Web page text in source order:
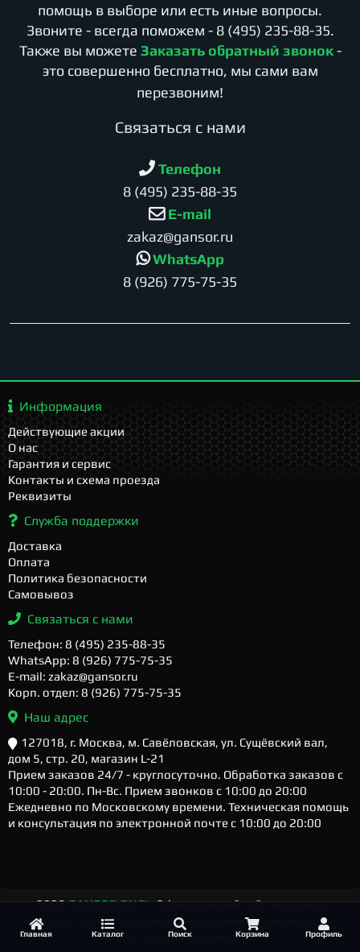
Главная Каталог Поиск Корзина Профиль
помощь в выборе или есть иные вопросы.
Звоните - всегда поможем - 8 (495) 235-88-35.
Также вы можете Заказать обратный звонок -
это совершенно бесплатно, мы сами вам
перезвоним!
Cвязаться с нами
Телефон
8 (495) 235-88-35
E-mail
zakaz@gansor.ru
WhatsApp
8 (926) 775-75-35
Информация
Действующие акции
О нас
Гарантия и сервис
Контакты и схема проезда
Реквизиты
Служба поддержки
Доставка
Оплата
Политика безопасности
Самовывоз
Связаться с нами
Телефон: 8 (495) 235-88-35
WhatsApp: 8 (926) 775-75-35
E-mail: zakaz@gansor.ru
Корп. отдел: 8 (926) 775-75-35
Наш адрес
127018, г. Москва, м. Савёловская, ул. Сущёвский вал,
дом 5, стр. 20, магазин L-21
Прием заказов 24/7 - круглосуточно. Обработка заказов с
10:00 - 20:00. Пн-Вс. Прием звонков с 10:00 до 20:00
Ежедневно по Московскому времени. Техническая помощь
и консультация по электронной почте с 10:00 до 20:00
2026GANSOR.RU ™- Официальный сайт магазина
компьютерной техники и электроники. Компьютеры
любого уровня и сложности.